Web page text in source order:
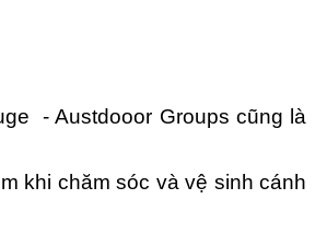
- Austdooor Groups cũng là
khi chăm sóc và vệ sinh cánh